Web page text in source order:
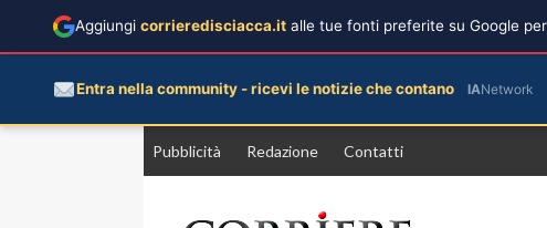
Pubblicità Redazione Contatti
Aggiungi corrieredisciacca.it alle tue fonti preferite su Google
Entra nella community - ricevi le notizie che contano IANetwork